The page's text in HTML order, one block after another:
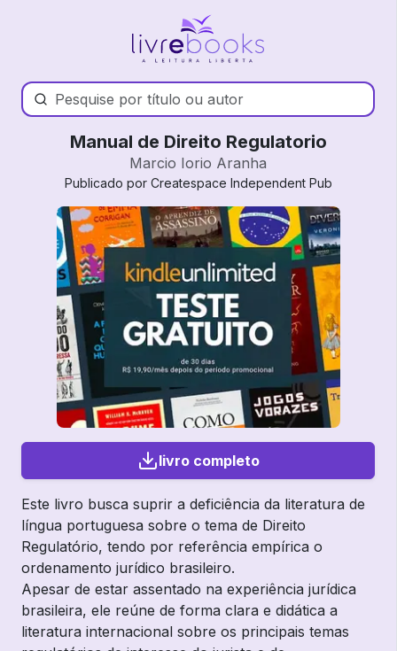
Manual de Direito Regulatorio
Marcio Iorio Aranha
Publicado por Createspace Independent Pub
livro completo
Este livro busca suprir a deficiência da literatura de
língua portuguesa sobre o tema de Direito
Regulatório, tendo por referência empírica o
ordenamento jurídico brasileiro.
Apesar de estar assentado na experiência jurídica
brasileira, ele reúne de forma clara e didática a
literatura internacional sobre os principais temas